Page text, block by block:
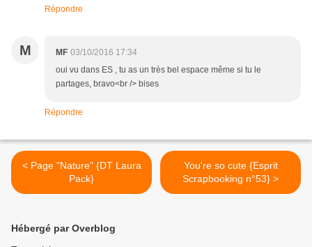
Répondre
M MF 03/10/2016 17:34
oui vu dans ES , tu as un très bel espace même si tu le
partages, bravo<br /> bises
Répondre
< Page "Nature" {DT Laura
Pack}
You're so cute {Esprit
Scrapbooking n°53} >
Hébergé par Overblog